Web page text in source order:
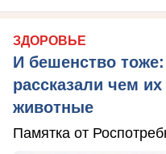
ЗДОРОВЬЕ
И бешенство
рассказали чем их
животные
Памятка от